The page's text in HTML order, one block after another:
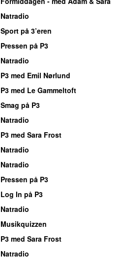
Natradio
Sport på 3’eren
Pressen på P3
Natradio
P3 med Emil Nørlund
P3 med Le Gammeltoft
Smag på P3
Natradio
P3 med Sara Frost
Natradio
Natradio
Pressen på P3
Log In på P3
Natradio
Musikquizzen
P3 med Sara Frost
Natradio